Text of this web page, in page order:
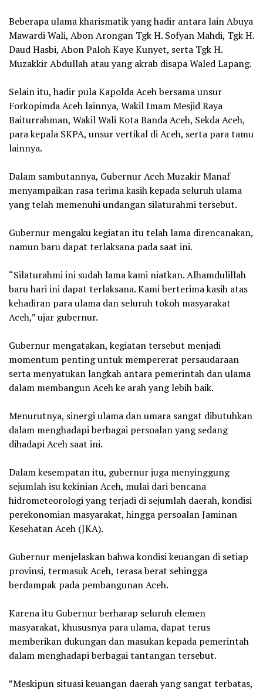
‎Beberapa ulama kharismatik yang hadir antara lain Abuya
Mawardi Wali, Abon Arongan Tgk H. Sofyan Mahdi, Tgk H.
Daud Hasbi, Abon Paloh Kaye Kunyet, serta Tgk H.
Muzakkir Abdullah atau yang akrab disapa Waled Lapang.
‎Selain itu, hadir pula Kapolda Aceh bersama unsur
Forkopimda Aceh lainnya, Wakil Imam Mesjid Raya
Baiturrahman, Wakil Wali Kota Banda Aceh, Sekda Aceh,
para kepala SKPA, unsur vertikal di Aceh, serta para tamu
lainnya.
‎Dalam sambutannya, Gubernur Aceh Muzakir Manaf
menyampaikan rasa terima kasih kepada seluruh ulama
yang telah memenuhi undangan silaturahmi tersebut.
‎Gubernur mengaku kegiatan itu telah lama direncanakan,
namun baru dapat terlaksana pada saat ini.
‎“Silaturahmi ini sudah lama kami niatkan. Alhamdulillah
baru hari ini dapat terlaksana. Kami berterima kasih atas
kehadiran para ulama dan seluruh tokoh masyarakat
Aceh,” ujar gubernur.
‎Gubernur mengatakan, kegiatan tersebut menjadi
momentum penting untuk mempererat persaudaraan
serta menyatukan langkah antara pemerintah dan ulama
dalam membangun Aceh ke arah yang lebih baik.
‎Menurutnya, sinergi ulama dan umara sangat dibutuhkan
dalam menghadapi berbagai persoalan yang sedang
dihadapi Aceh saat ini.
‎Dalam kesempatan itu, gubernur juga menyinggung
sejumlah isu kekinian Aceh, mulai dari bencana
hidrometeorologi yang terjadi di sejumlah daerah, kondisi
perekonomian masyarakat, hingga persoalan Jaminan
Kesehatan Aceh (JKA).
‎Gubernur menjelaskan bahwa kondisi keuangan di setiap
provinsi, termasuk Aceh, terasa berat sehingga
berdampak pada pembangunan Aceh.
‎Karena itu Gubernur berharap seluruh elemen
masyarakat, khususnya para ulama, dapat terus
memberikan dukungan dan masukan kepada pemerintah
dalam menghadapi berbagai tantangan tersebut.
‎”Meskipun situasi keuangan daerah yang sangat terbatas,